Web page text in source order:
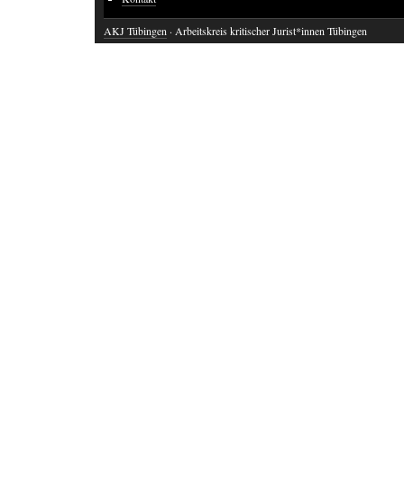
AKJ Tübingen · Arbeitskreis kritischer Jurist*innen Tübingen